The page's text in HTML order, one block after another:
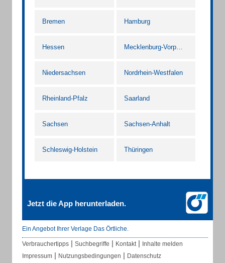
Bremen Hamburg
Hessen Mecklenburg-Vorpommern
Niedersachsen Nordrhein-Westfalen
Rheinland-Pfalz Saarland
Sachsen Sachsen-Anhalt
Schleswig-Holstein Thüringen
Jetzt die App herunterladen.
Ein Angebot Ihrer Verlage Das Örtliche.
Verbrauchertipps | Suchbegriffe | Kontakt | Inhalte melden
Impressum | Nutzungsbedingungen | Datenschutz